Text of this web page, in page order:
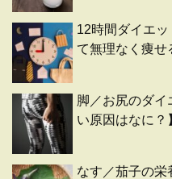
12時間ダイエ
て無理なく痩せ
脚／お尻のダ
い原因はなに？
なす／茄子の栄